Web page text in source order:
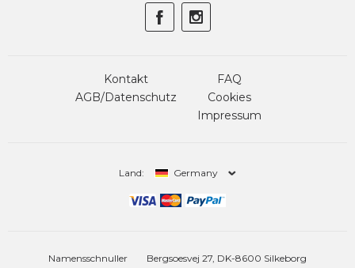
Kontakt
AGB/Datenschutz
FAQ
Cookies
Impressum
Land: Germany
Namensschnuller Bergsoesvej 27, DK-8600 Silkeborg